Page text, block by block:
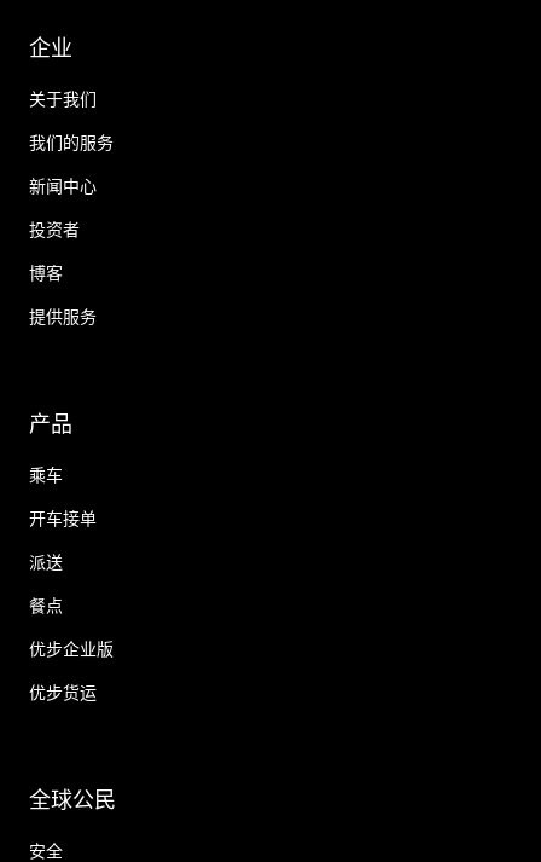
企业
关于我们
我们的服务
新闻中心
投资者
博客
提供服务
产品
乘车
开车接单
派送
餐点
优步企业版
优步货运
全球公民
安全